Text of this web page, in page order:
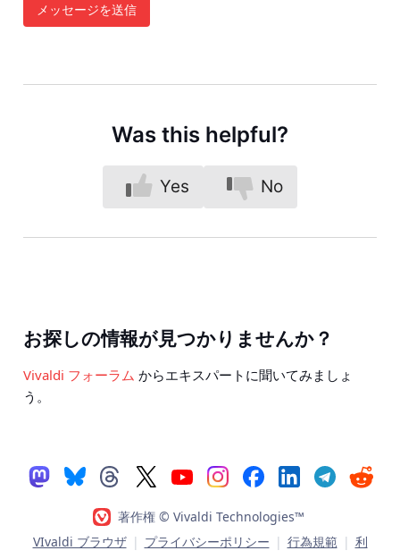
メッセージを送信
Was this helpful?
Yes No
お探しの情報が見つかりませんか？
Vivaldi フォーラム からエキスパートに聞いてみましょ
う。
著作権 © Vivaldi Technologies™
VIvaldi ブラウザ | プライバシーポリシー | 行為規範 | 利